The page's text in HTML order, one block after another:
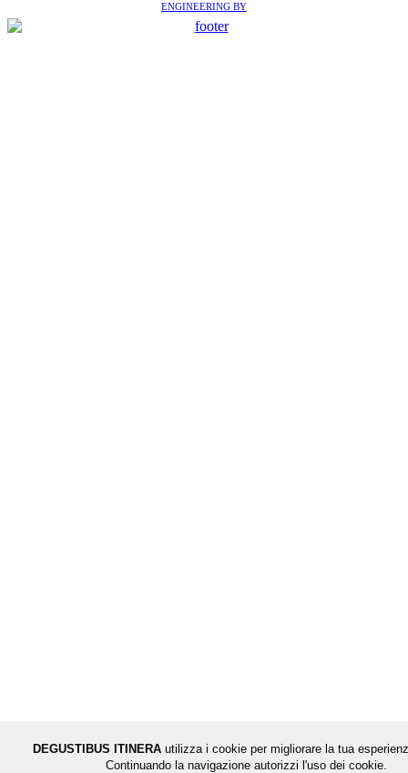
ENGINEERING BY
DEGUSTIBUS ITINERAutilizza i cookie per migliorare la tua
Continuando la navigazione autorizzi l'uso dei cookie.